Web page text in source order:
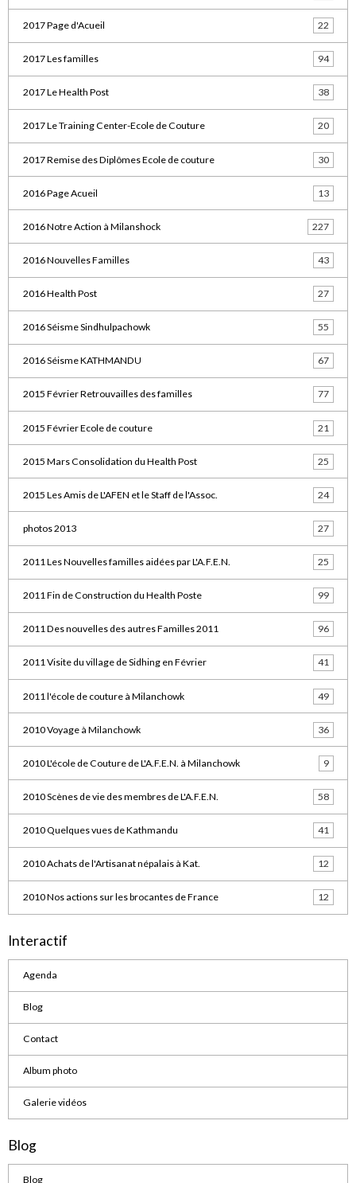
2017 Page d'Acueil 22
2017 Les familles 94
2017 Le Health Post 38
2017 Le Training Center-Ecole de Couture 20
2017 Remise des Diplômes Ecole de couture 30
2016 Page Acueil 13
2016 Notre Action à Milanshock 227
2016 Nouvelles Familles 43
2016 Health Post 27
2016 Séisme Sindhulpachowk 55
2016 Séisme KATHMANDU 67
2015 Février Retrouvailles des familles 77
2015 Février Ecole de couture 21
2015 Mars Consolidation du Health Post 25
2015 Les Amis de L'AFEN et le Staff de l'Assoc. 24
photos 2013 27
2011 Les Nouvelles familles aidées par L'A.F.E.N. 25
2011 Fin de Construction du Health Poste 99
2011 Des nouvelles des autres Familles 2011 96
2011 Visite du village de Sidhing en Février 41
2011 l'école de couture à Milanchowk 49
2010 Voyage à Milanchowk 36
2010 L'école de Couture de L'A.F.E.N. à Milanchowk 9
2010 Scènes de vie des membres de L'A.F.E.N. 58
2010 Quelques vues de Kathmandu 41
2010 Achats de l'Artisanat népalais à Kat. 12
2010 Nos actions sur les brocantes de France 12
Interactif
Agenda
Blog
Contact
Album photo
Galerie vidéos
Blog
Blog